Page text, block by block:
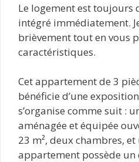
Le logement est
intégré immédiatement.
brièvement tout en vous
caractéristiques.
Cet appartement de 3
bénéficie d’une
s’organise comme suit :
aménagée et équipée
23 m², deux chambres, et
appartement possède